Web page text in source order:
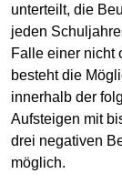
unterteilt, die
jeden
Falle einer nicht
besteht die
innerhalb der
Aufsteigen mit
drei negativen
möglich.